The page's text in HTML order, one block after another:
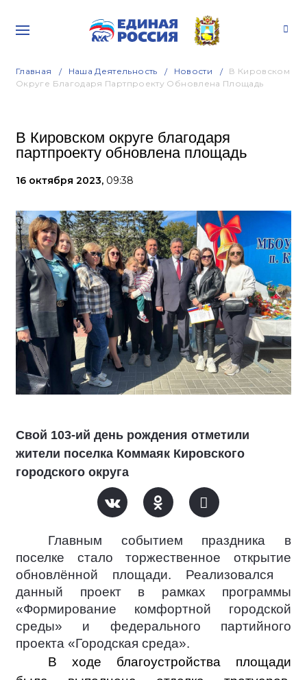
Главная Наша Деятельность Новости
В Кировском
Округе Благодаря Партпроекту Обновлена Площадь
В Кировском округе благодаря
партпроекту обновлена площадь
16 октября 2023, 09:38
Свой 103-ий день рождения отметили
жители поселка Коммаяк Кировского
городского округа
Главным событием праздника в
поселке стало торжественное открытие
обновлённой площади. Реализовался
данный проект в рамках программы
«Формирование комфортной городской
среды» и федерального партийного
проекта «Городская среда».
В ходе благоустройства площади